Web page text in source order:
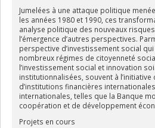
Jumelées à une attaque politique
les années 1980 et 1990, ces
analyse politique des nouveaux
l’émergence d’autres perspectives.
perspective d’investissement social
nombreux régimes de citoyenneté
l’investissement social et innovation
institutionnalisées, souvent à
d’institutions financières
internationales, telles que la Banque
coopération et de développement
Projets en cours